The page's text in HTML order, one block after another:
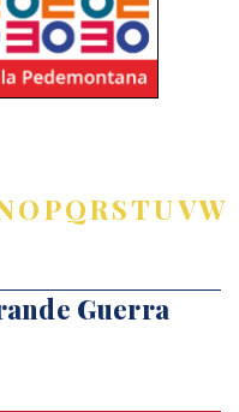
OPQRSTUVW
Guerra